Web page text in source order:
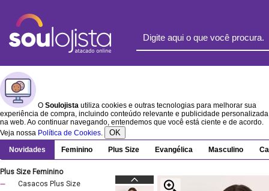
O Soulojista utiliza cookies e outras tecnologias para melhorar sua
experiência de compra, incluindo conteúdo relevante e publicidade personalizada
na web. Ao continuar navegando, entendemos que você está ciente e de acordo.
Veja nossa Política de Cookies. OK
Novidades Feminino Plus Size Evangélica Masculino
Plus Size Feminino
Casacos Plus Size